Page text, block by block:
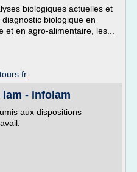
biologiques actuelles et
biologique en
en agro-alimentaire, les...
- infolam
aux dispositions